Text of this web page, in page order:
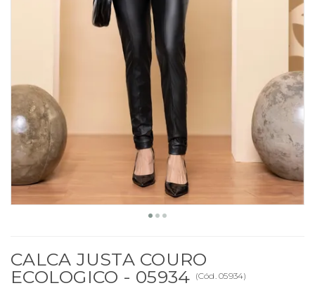
CALCA JUSTA COURO
ECOLOGICO - 05934 (Cód. 05934)